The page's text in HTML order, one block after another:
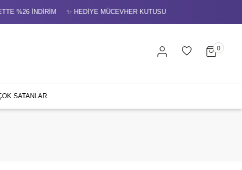
KUTUSU ✨ ÜCRETSİZ SİGORTALI KARGO 💳 VADE FARKSIZ
0
SATANLAR